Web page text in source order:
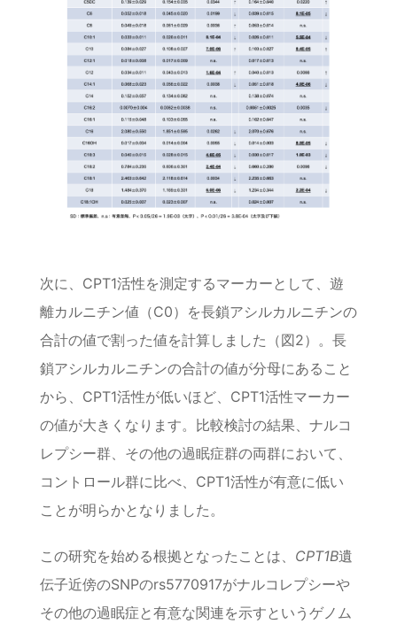
次に、CPT1活性を測定するマーカーとして、遊
離カルニチン値（C0）を長鎖アシルカルニチンの
合計の値で割った値を計算しました（図2）。長
鎖アシルカルニチンの合計の値が分母にあること
から、CPT1活性が低いほど、CPT1活性マーカー
の値が大きくなります。比較検討の結果、ナルコ
レプシー群、その他の過眠症群の両群において、
コントロール群に比べ、CPT1活性が有意に低い
ことが明らかとなりました。
この研究を始める根拠となったことは、 CPT1B遺
伝子近傍のSNPのrs5770917がナルコレプシーや
その他の過眠症と有意な関連を示すというゲノム